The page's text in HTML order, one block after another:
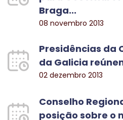
Braga...
08 novembro 2013
Presidências da
da Galicia
02 dezembro 2013
Conselho
posição sobre o